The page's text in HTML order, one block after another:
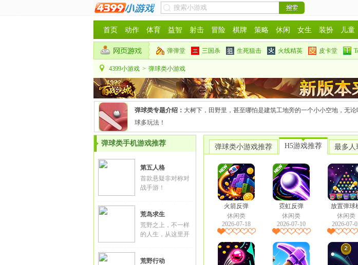
首页 动作 体育 益智 射击 冒险 棋牌 策略 休闲 女生 装扮 儿童
弹弹堂 三国杀 生死狙击 火线精英 皮卡堂
4399小游戏 > 弹球类小游戏
弹球类专题介绍： 大树下，田野里，甚至哪怕是建筑工地旁的一个小小空地，无
球多玩法！
弹球类手机游戏推荐
第五人格
首款悬疑非对称对
战手游！
荒岛求生
荒野之上，不一样
的人生，从这里开
荒野行动
弹球类小游戏推荐 H5游戏推荐 最多人
火箭反弹
休闲类
2026-07-18
霓虹反弹
休闲类
2026-07-10
放置弹球
休闲类
2026-07-